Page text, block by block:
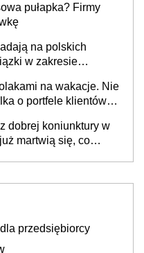
pułapka? Firmy
na polskich
w zakresie
na wakacje. Nie
o portfele klientów
dobrej koniunktury w
martwią się, co
przedsiębiorcy